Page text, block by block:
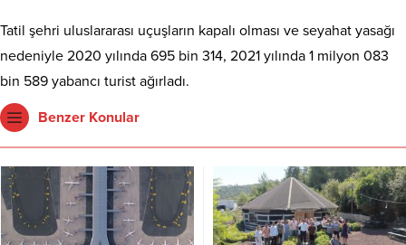
Tatil şehri uluslararası uçuşların kapalı olması ve seyahat yasağı
nedeniyle 2020 yılında 695 bin 314, 2021 yılında 1 milyon 083
bin 589 yabancı turist ağırladı.
Benzer Konular